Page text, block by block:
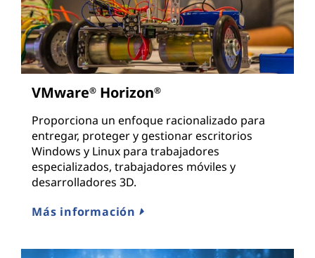
VMware® Horizon®
Proporciona un enfoque racionalizado para
entregar, proteger y gestionar escritorios
Windows y Linux para trabajadores
especializados, trabajadores móviles y
desarrolladores 3D.
Más información